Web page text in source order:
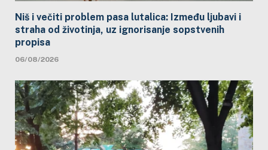
Niš i večiti problem pasa lutalica: Između ljubavi i
straha od životinja, uz ignorisanje sopstvenih
propisa
06/08/2026